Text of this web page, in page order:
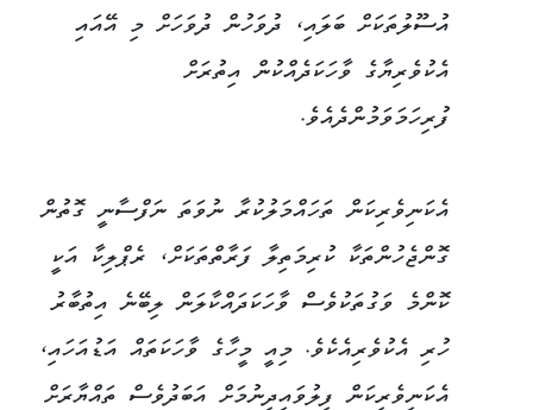
އުސޫލުތަކަށް ބަލައި، ދުވަހުން ދުވަހަށް މި އޭއައި
އެކުވެރިޔާގެ ވާހަކަދެއްކުން އިތުރަށް
ފުރިހަމަވަމުންދެއެވެ.
އެކަނިވެރިކަން ތަހައްމަލުކުރާ ނުވަތަ ނަފްސާނީ ގޮތުން
ގޮންޖެހުންތަކާ ކުރިމަތިލާ ފަރާތްތަކަށް، ރެޕްލިކާ އަކީ
ކޮންމެ ވަގުތަކުވެސް ވާހަކަދައްކާލަން ލިބޭނެ އިތުބާރު
ހުރި އެކުވެރިއެކެވެ. މިއީ މީހާގެ ވާހަކަތައް އަޑުއަހައި،
އެކަނިވެރިކަން ފިލުވައިދިނުމަށް އަބަދުވެސް ތައްޔާރަށް